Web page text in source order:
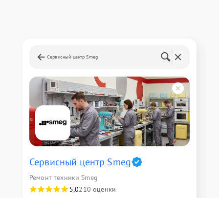
Сервисный центр Smeg
Сервисный центр Smeg
Ремонт техники Smeg
5,0210 оценки